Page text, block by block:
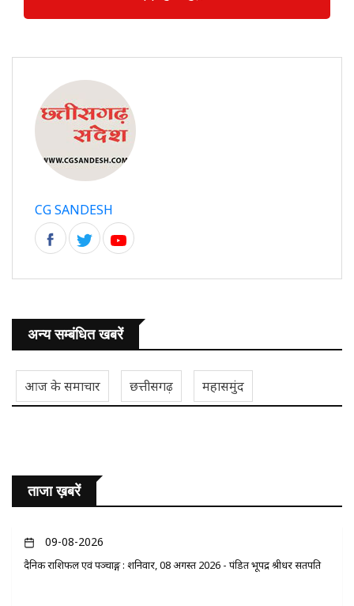
CG SANDESH
अन्य सम्बंधित खबरें
आज के समाचार छत्तीसगढ़ महासमुंद
ताजा ख़बरें
09-08-2026
दैनिक राशिफल एवं पञ्चाङ्ग : शनिवार, 08 अगस्त 2026 - पंडित भूपेंद्र श्रीधर सतपति